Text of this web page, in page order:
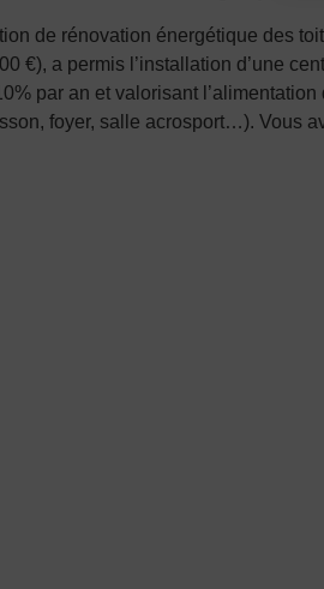
de rénovation énergétique des
€), a permis l’installation d’une
par an et valorisant
foyer, salle acrosport…). Vous